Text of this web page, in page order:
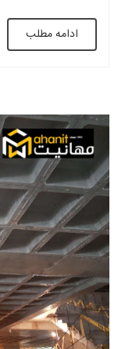
می‌شوند. جنس این
شکل‌ها واندازه‌های
ادامه مطلب